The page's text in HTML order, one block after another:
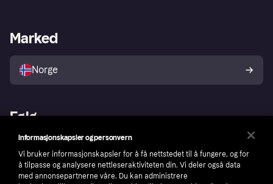
Utforsk butikker
Merchant portal
Marked
Norge
Følg
Informasjonskapsler og personvern
Vi bruker informasjonskapsler for å få nettstedet til å fungere, og for
å tilpasse og analysere nettleseraktiviteten din. Vi deler også data
med annonsepartnerne våre. Du kan administrere